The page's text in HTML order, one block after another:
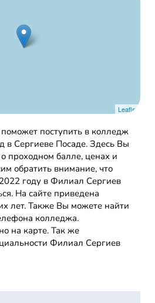
Leaflet
поступить в колледж
в Сергиеве Посаде. Здесь Вы
проходном балле, ценах и
обратить внимание, что
году в Филиал Сергиев
На сайте приведена
лет. Также Вы можете найти
колледжа.
на карте. Так же
Филиал Сергиев